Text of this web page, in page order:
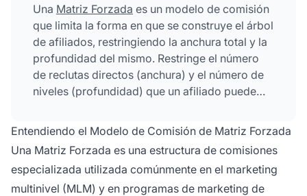
Una Matriz Forzada es un modelo de comisión
que limita la forma en que se construye el árbol
de afiliados, restringiendo la anchura total y la
profundidad del mismo. Restringe el número
de reclutas directos (anchura) y el número de
niveles (profundidad) que un afiliado puede
estructurado y predecible.
Entendiendo el Modelo de Comisión de Matriz Forzada
Una Matriz Forzada es una estructura de comisiones
especializada utilizada comúnmente en el marketing
multinivel (MLM) y en programas de marketing de